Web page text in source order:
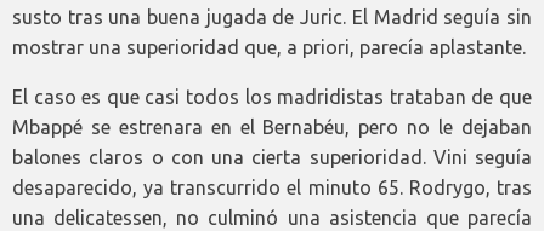
susto tras una buena jugada de Juric. El Madrid seguía sin
mostrar una superioridad que, a priori, parecía aplastante.
El caso es que casi todos los madridistas trataban de que
Mbappé se estrenara en el Bernabéu, pero no le dejaban
balones claros o con una cierta superioridad. Vini seguía
desaparecido, ya transcurrido el minuto 65. Rodrygo, tras
una delicatessen, no culminó una asistencia que parecía